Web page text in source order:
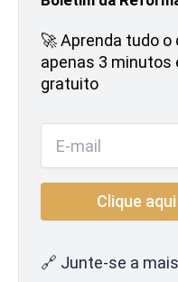
🚀 Aprenda tudo
apenas 3 minutos
gratuito
🔗 Junte-se a